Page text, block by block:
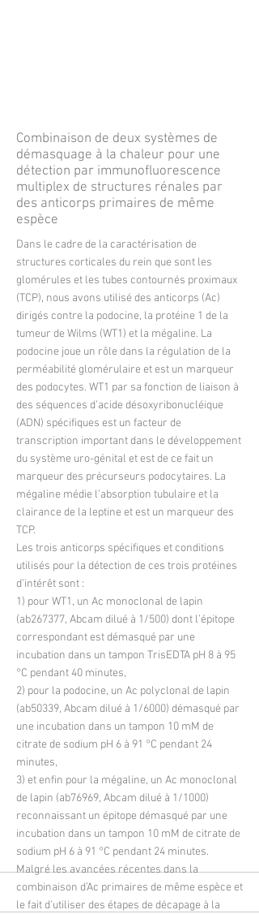
More
Combinaison de deux systèmes de
démasquage à la chaleur pour une
détection par immunofluorescence
multiplex de structures rénales par
des anticorps primaires de même
espèce
Dans le cadre de la caractérisation de
structures corticales du rein que sont les
glomérules et les tubes contournés proximaux
(TCP), nous avons utilisé des anticorps (Ac)
dirigés contre la podocine, la protéine 1 de la
tumeur de Wilms (WT1) et la mégaline. La
podocine joue un rôle dans la régulation de la
perméabilité glomérulaire et est un marqueur
des podocytes. WT1 par sa fonction de liaison à
des séquences d’acide désoxyribonucléique
(ADN) spécifiques est un facteur de
transcription important dans le développement
du système uro-génital et est de ce fait un
marqueur des précurseurs podocytaires. La
mégaline médie l’absorption tubulaire et la
clairance de la leptine et est un marqueur des
TCP.
Les trois anticorps spécifiques et conditions
utilisés pour la détection de ces trois protéines
d’intérêt sont :
1) pour WT1, un Ac monoclonal de lapin
(ab267377, Abcam dilué à 1/500) dont l’épitope
correspondant est démasqué par une
incubation dans un tampon TrisEDTA pH 8 à 95
°C pendant 40 minutes,
2) pour la podocine, un Ac polyclonal de lapin
(ab50339, Abcam dilué à 1/6000) démasqué par
une incubation dans un tampon 10 mM de
citrate de sodium pH 6 à 91 °C pendant 24
minutes,
3) et enfin pour la mégaline, un Ac monoclonal
de lapin (ab76969, Abcam dilué à 1/1000)
reconnaissant un épitope démasqué par une
incubation dans un tampon 10 mM de citrate de
sodium pH 6 à 91 °C pendant 24 minutes.
Malgré les avancées récentes dans la
combinaison d’Ac primaires de même espèce et
le fait d’utiliser des étapes de décapage à la